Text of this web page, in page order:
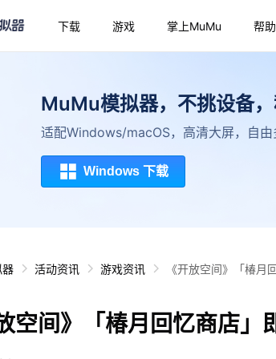
下载 游戏 掌上MuMu 帮助
MuMu模拟器，不挑设备，
适配Windows/macOS，高清大屏，自由
Windows 下载
器 活动资讯 游戏资讯 《开放空间》「椿月
空间》「椿月回忆商店」